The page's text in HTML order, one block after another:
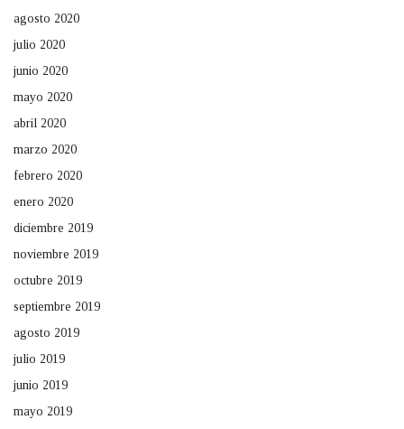
agosto 2020
julio 2020
junio 2020
mayo 2020
abril 2020
marzo 2020
febrero 2020
enero 2020
diciembre 2019
noviembre 2019
octubre 2019
septiembre 2019
agosto 2019
julio 2019
junio 2019
mayo 2019